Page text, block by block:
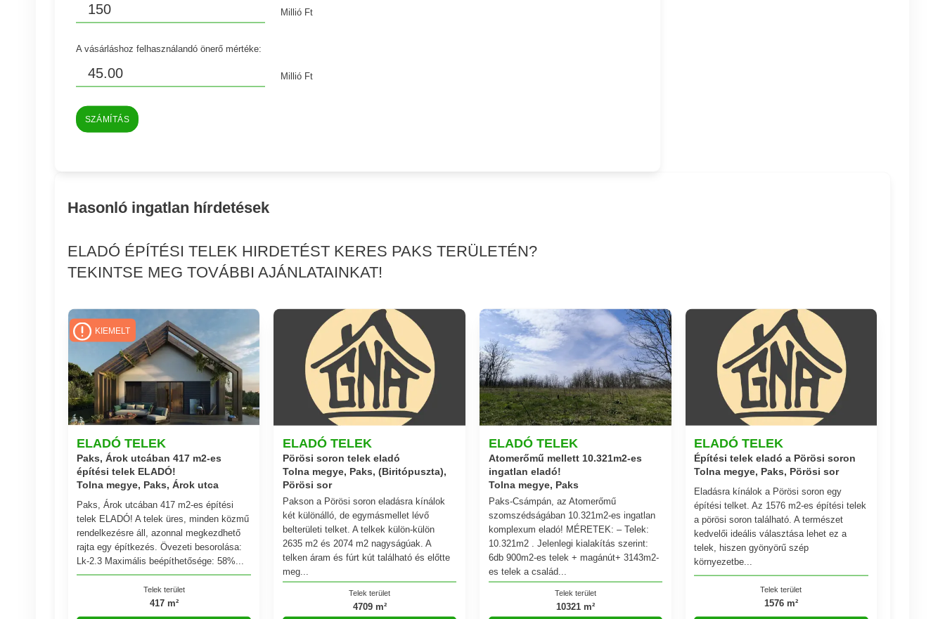
Millió Ft
A vásárláshoz felhasználandó önerő mértéke:
Millió Ft
SZÁMÍTÁS
Hasonló ingatlan hírdetések
ELADÓ ÉPÍTÉSI TELEK HIRDETÉST KERES PAKS TERÜLETÉN?
TEKINTSE MEG TOVÁBBI AJÁNLATAINKAT!
ELADÓ TELEK
Paks, Árok utcában 417 m2-es
építési telek ELADÓ!
Tolna megye, Paks, Árok utca
Paks, Árok utcában 417 m2-es építési
telek ELADÓ! A telek üres, minden közmű
rendelkezésre áll, azonnal megkezdhető
rajta egy építkezés. Övezeti besorolása:
Lk-2.3 Maximális beépíthetősége: 58%...
Telek terület
417 m²
KIEMELT
ELADÓ TELEK
Pörösi soron telek eladó
Tolna megye, Paks, (Biritópuszta),
Pörösi sor
Pakson a Pörösi soron eladásra kínálok
két különálló, de egymásmellet lévő
belterületi telket. A telkek külön-külön
2635 m2 és 2074 m2 nagyságúak. A
telken áram és fúrt kút található és előtte
meg...
Telek terület
4709 m²
ELADÓ TELEK
Atomerőmű mellett 10.321m2-es
ingatlan eladó!
Tolna megye, Paks
Paks-Csámpán, az Atomerőmű
szomszédságában 10.321m2-es ingatlan
komplexum eladó! MÉRETEK: – Telek:
10.321m2 . Jelenlegi kialakítás szerint:
6db 900m2-es telek + magánút+ 3143m2-
es telek a család...
Telek terület
10321 m²
ELADÓ TELEK
Építési telek eladó a Pörösi soron
Tolna megye, Paks, Pörösi sor
Eladásra kínálok a Pörösi soron egy
építési telket. Az 1576 m2-es építési telek
a pörösi soron található. A természet
kedvelői ideális választása lehet ez a
telek, hiszen gyönyörű szép
környezetbe...
Telek terület
1576 m²